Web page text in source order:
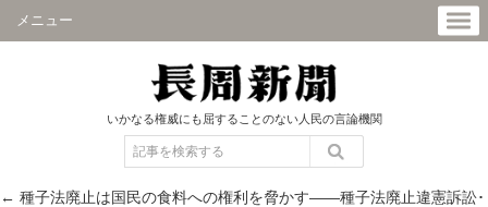
メニュー
いかなる権威にも屈することのない人民の言論機関
← 種子法廃止は国民の食料への権利を脅かす――種子法廃止違憲訴訟･